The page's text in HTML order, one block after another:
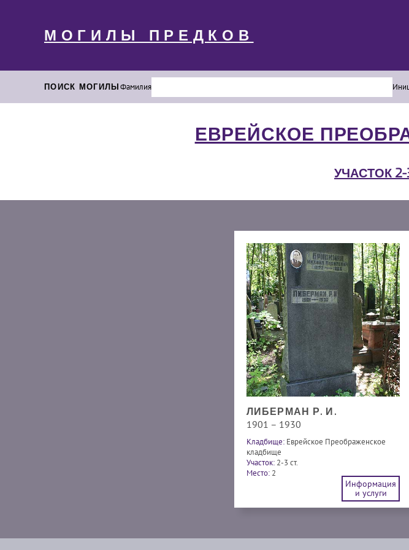
МОГИЛЫ ПРЕДКОВ
ПОИСК МОГИЛЫФамилия
ЕВРЕЙСКОЕ
УЧАСТОК 2-
ЛИБЕРМАН Р. И.
1901 – 1930
Кладбище: Еврейское Преображенское
кладбище
Участок: 2-3 ст.
Место: 2
Информация
и услуги